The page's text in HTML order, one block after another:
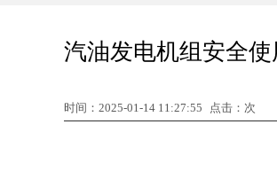
汽油发电机组安全
时间：2025-01-14 11:27:55 点击： 次